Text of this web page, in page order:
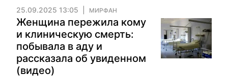
25.09.2025 13:05 МИРФАН
Женщина пережила кому
и клиническую смерть:
побывала в аду и
рассказала об увиденном
(видео)